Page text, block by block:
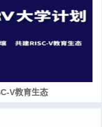
V教育生态